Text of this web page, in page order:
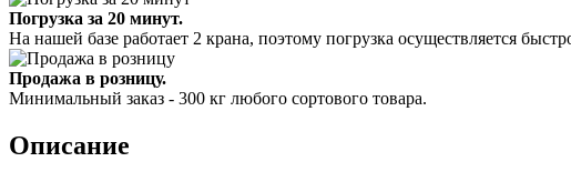
Погрузка за 20 минут.
На нашей базе работает 2 крана, поэтому погрузка осуществляется
Продажа в розницу.
Минимальный заказ - 300 кг любого сортового товара.
Описание